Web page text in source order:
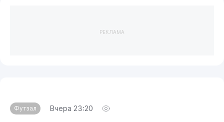
РЕКЛАМА
Футзал Вчера 23:20